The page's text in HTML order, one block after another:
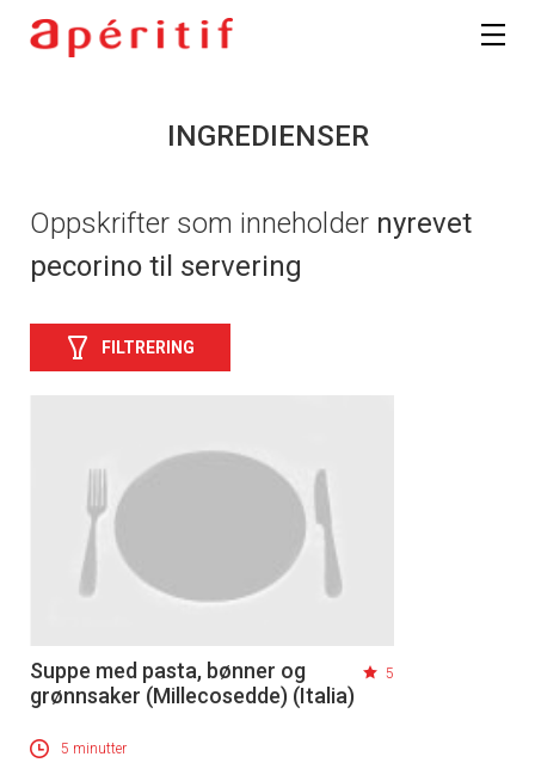
INGREDIENSER
Oppskrifter som inneholder nyrevet
pecorino til servering
FILTRERING
Suppe med pasta, bønner og
grønnsaker (Millecosedde) (Italia)
5
5 minutter